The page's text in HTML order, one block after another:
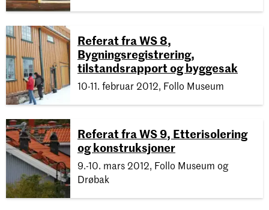
Referat fra WS 8,
Bygningsregistrering,
tilstandsrapport og byggesak
10-11. februar 2012, Follo Museum
Referat fra WS 9, Etterisolering
og konstruksjoner
9.-10. mars 2012, Follo Museum og
Drøbak